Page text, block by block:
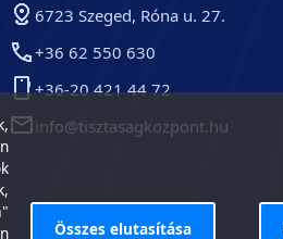
6723 Szeged, Róna u. 27.
+36 62 550 630
+36-20 421 44 72
info@tisztasagkozpont.hu
Összes elutasítása